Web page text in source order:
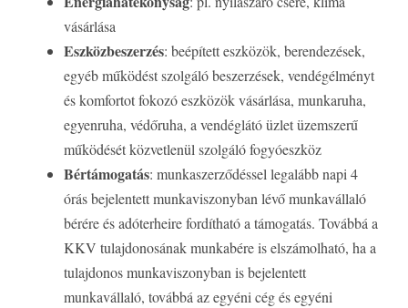
vásárlása
Eszközbeszerzés: beépített eszközök, berendezések,
egyéb működést szolgáló beszerzések, vendégélményt
és komfortot fokozó eszközök vásárlása, munkaruha,
egyenruha, védőruha, a vendéglátó üzlet üzemszerű
működését közvetlenül szolgáló fogyóeszköz
Bértámogatás: munkaszerződéssel legalább napi 4
órás bejelentett munkaviszonyban lévő munkavállaló
bérére és adóterheire fordítható a támogatás. Továbbá a
KKV tulajdonosának munkabére is elszámolható, ha a
tulajdonos munkaviszonyban is bejelentett
munkavállaló, továbbá az egyéni cég és egyéni